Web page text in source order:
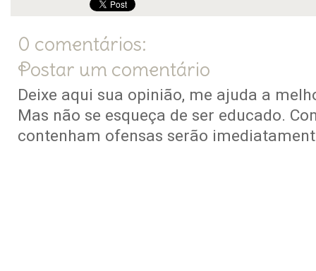
0 comentários:
Postar um comentário
Deixe aqui sua opinião, me ajuda a
Mas não se esqueça de ser educado.
contenham ofensas serão